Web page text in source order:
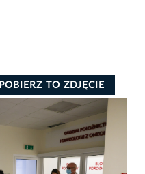
POBIERZ TO ZDJĘCIE